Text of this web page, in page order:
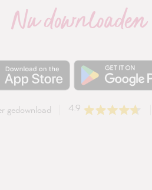
Nu downloaden
gedownload 4.9